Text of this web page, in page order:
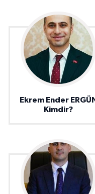
Ekrem Ender
Kimdir?